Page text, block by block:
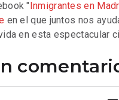
"Inmigrantes en
en el que juntos nos
en esta espectacular